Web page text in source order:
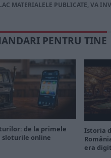
MATERIALELE PUBLICATE, VA
PENTRU TINE
de la primele
sloturile online
Istoria
era